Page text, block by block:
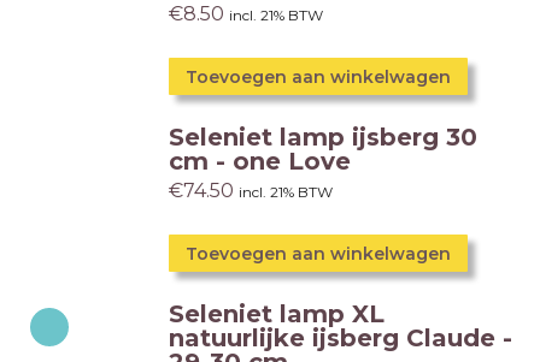
€8.50 incl. 21% BTW
Toevoegen aan winkelwagen
Seleniet lamp ijsberg 30
cm - one Love
€74.50 incl. 21% BTW
Toevoegen aan winkelwagen
Seleniet lamp XL
natuurlijke ijsberg Claude -